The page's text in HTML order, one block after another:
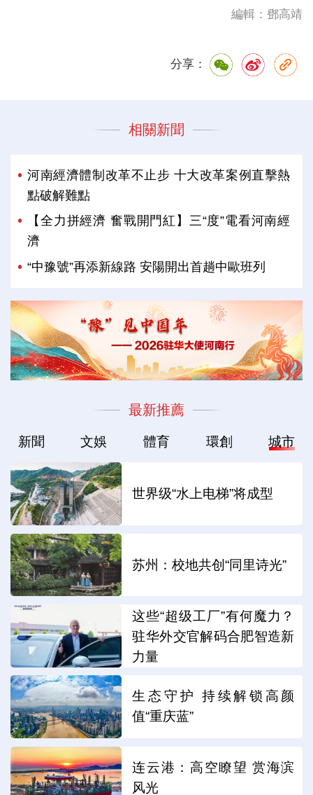
編輯：鄧高靖
分享：
相關新聞
河南經濟體制改革不止步 十大改革案例直擊熱
點破解難點
【全力拼經濟 奮戰開門紅】三“度”電看河南經
濟
“中豫號”再添新線路 安陽開出首趟中歐班列
最新推薦
新聞 文娛 體育 環創 城市
世界级“水上电梯”将成型
苏州：校地共创“同里诗光”
这些“超级工厂”有何魔力？
驻华外交官解码合肥智造新
力量
生态守护 持续解锁高颜
值“重庆蓝”
连云港：高空瞭望 赏海滨
风光